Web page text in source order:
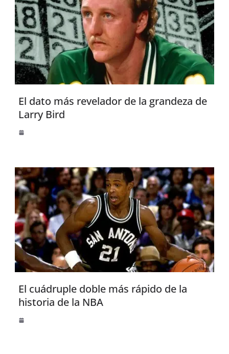
El dato más revelador de la grandeza de
Larry Bird
El cuádruple doble más rápido de la
historia de la NBA